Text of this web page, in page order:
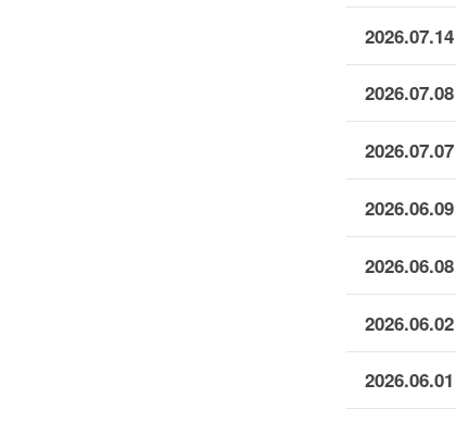
2026.07.14
2026.07.08
2026.07.07
2026.06.09
2026.06.08
2026.06.02
2026.06.01